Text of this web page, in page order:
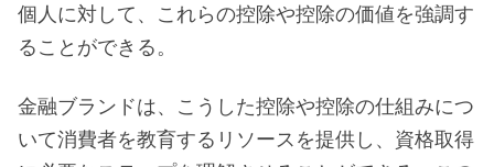
個人に対して、これらの控除や控除の価値を強調す
ることができる。
金融ブランドは、こうした控除や控除の仕組みにつ
いて消費者を教育するリソースを提供し、資格取得